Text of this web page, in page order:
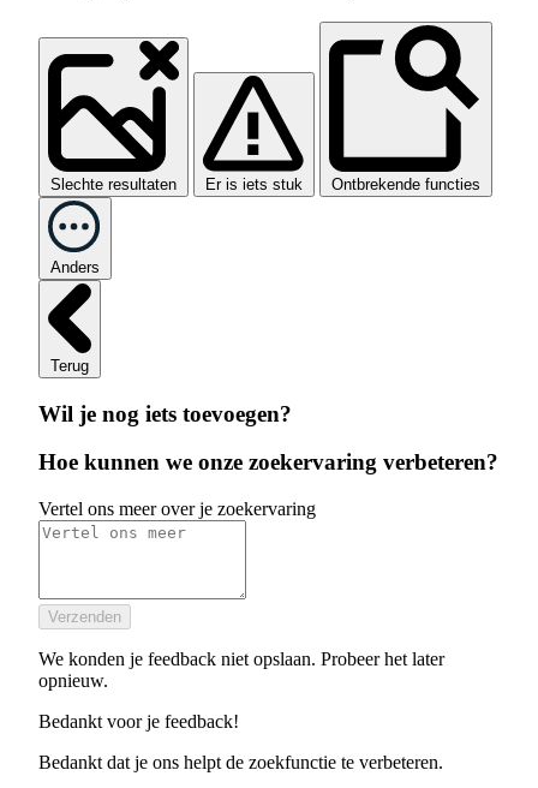
Slechte resultaten Er is iets stuk Ontbrekende functies
Anders
Terug
Wil je nog iets toevoegen?
Hoe kunnen we onze zoekervaring verbeteren?
Vertel ons meer over je zoekervaring
Verzenden
We konden je feedback niet opslaan. Probeer het later
opnieuw.
Bedankt voor je feedback!
Bedankt dat je ons helpt de zoekfunctie te verbeteren.